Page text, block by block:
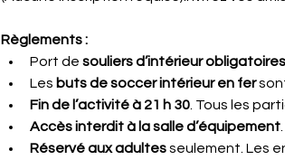
Règlements :
Port de souliers d’intérieur obligatoires
Les buts de soccer intérieur en fer
Fin de l’activité à 21 h 30. Tous les
Accès interdit à la salle d’équipement.
Réservé aux adultes seulement. Les